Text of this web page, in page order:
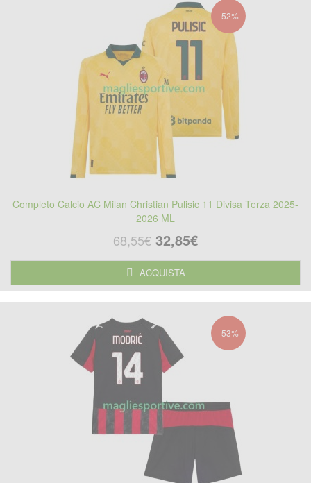
-52%
Completo Calcio AC Milan Christian Pulisic 11 Divisa Terza 2025-
2026 ML
68,55€ 32,85€
ACQUISTA
-53%